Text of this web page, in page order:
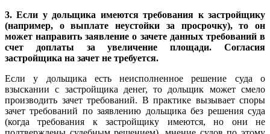
3. Если у дольщика имеются требования к застройщику
(например, о выплате неустойки за просрочку), то он
может направить заявление о зачете данных требований в
счет доплаты за увеличение площади. Согласия
застройщика на зачет не требуется.
Если у дольщика есть неисполненное решение суда о
взыскании с застройщика денег, то дольщик может смело
производить зачет требований. В практике вызывает споры
зачет требований по заявлению дольщика без решения суда
(когда требования к застройщику имеются, но они не